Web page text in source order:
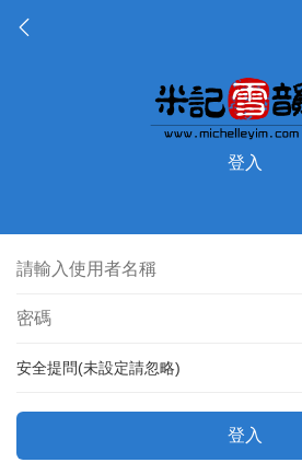
登入
安全提問(未設定請忽略)
登入